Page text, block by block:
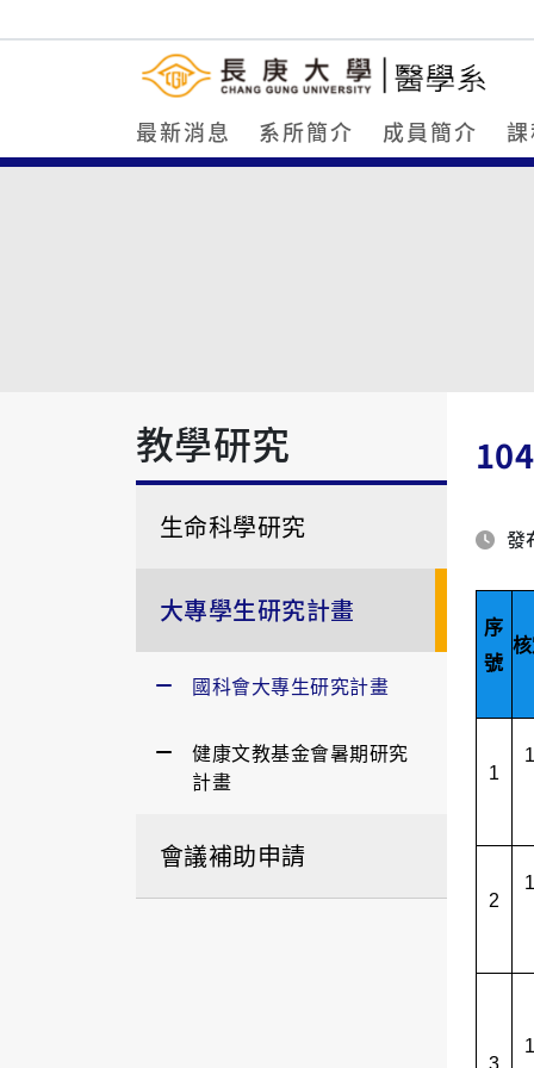
最新消息 系所簡介 成員簡介
教學研究
生命科學研究
大專學生研究計畫
國科會大專生研究計畫
健康文教基金會暑期研究
計畫
會議補助申請
發
序
號
1
2
3